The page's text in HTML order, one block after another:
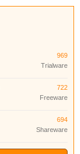
969
Trialware
722
Freeware
694
Shareware